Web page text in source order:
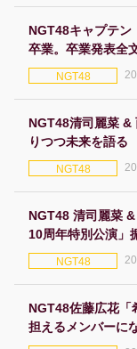
NGT48キャプテン
卒業。卒業発表全
NGT48
NGT48清司麗菜 &
りつつ未来を語る
NGT48
NGT48 清司麗菜
10周年特別公演」
NGT48
NGT48佐藤広花「
担えるメンバーに